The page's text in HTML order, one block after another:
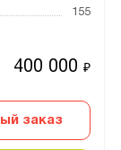
155
400 000₽
заказ